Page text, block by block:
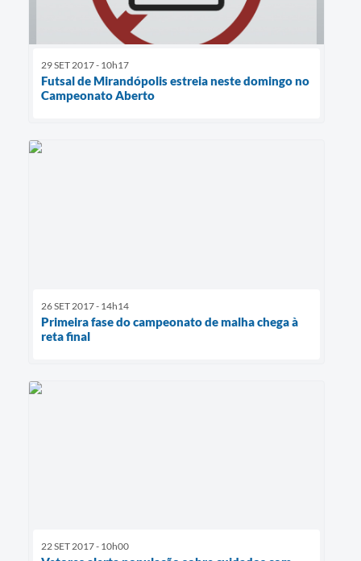
29 SET 2017 - 10h17
Futsal de Mirandópolis estreia neste domingo no
Campeonato Aberto
26 SET 2017 - 14h14
Primeira fase do campeonato de malha chega à
reta final
22 SET 2017 - 10h00